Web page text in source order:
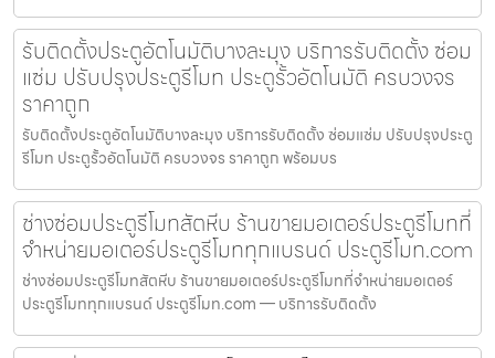
รับติดตั้งประตูอัตโนมัติบางละมุง บริการรับติดตั้ง ซ่อม
แซ่ม ปรับปรุงประตูรีโมท ประตูรั้วอัตโนมัติ ครบวงจร
ราคาถูก
รับติดตั้งประตูอัตโนมัติบางละมุง บริการรับติดตั้ง ซ่อมแซ่ม ปรับปรุงประตู
รีโมท ประตูรั้วอัตโนมัติ ครบวงจร ราคาถูก พร้อมบร
ช่างซ่อมประตูรีโมทสัตหีบ ร้านขายมอเตอร์ประตูรีโมทที่
จำหน่ายมอเตอร์ประตูรีโมททุกแบรนด์ ประตูรีโมท.com
ช่างซ่อมประตูรีโมทสัตหีบ ร้านขายมอเตอร์ประตูรีโมทที่จำหน่ายมอเตอร์
ประตูรีโมททุกแบรนด์ ประตูรีโมท.com — บริการรับติดตั้ง